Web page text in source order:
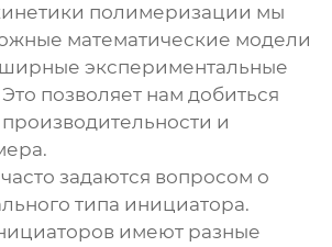
полимеризации мы
математические модели
экспериментальные
позволяет нам добиться
и
задаются вопросом о
типа инициатора.
имеют разные